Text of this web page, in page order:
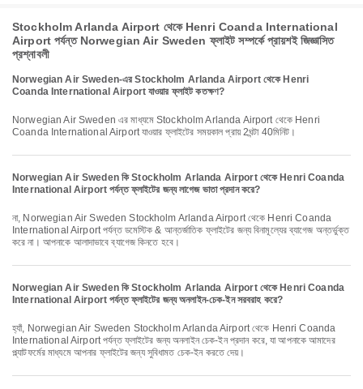
Stockholm Arlanda Airport থেকে Henri Coanda International
Airport পর্যন্ত Norwegian Air Sweden ফ্লাইট সম্পর্কে প্রায়শই জিজ্ঞাসিত
প্রশ্নাবলী
Norwegian Air Sweden-এর Stockholm Arlanda Airport থেকে Henri
Coanda International Airport যাওয়ার ফ্লাইট কতক্ষণ?
Norwegian Air Sweden এর মাধ্যমে Stockholm Arlanda Airport থেকে Henri
Coanda International Airport যাওয়ার ফ্লাইটের সময়কাল প্রায় 2ঘন্টা 40মিনিট।
Norwegian Air Sweden কি Stockholm Arlanda Airport থেকে Henri Coanda
International Airport পর্যন্ত ফ্লাইটের জন্য লাগেজ ভাতা প্রদান করে?
না, Norwegian Air Sweden Stockholm Arlanda Airport থেকে Henri Coanda
International Airport পর্যন্ত ডমেস্টিক & আন্তর্জাতিক ফ্লাইটের জন্য বিনামূল্যের ব্যাগেজ অন্তর্ভুক্ত
করে না। আপনাকে আলাদাভাবে ব্যাগেজ কিনতে হবে।
Norwegian Air Sweden কি Stockholm Arlanda Airport থেকে Henri Coanda
International Airport পর্যন্ত ফ্লাইটের জন্য অনলাইন-চেক-ইন সরবরাহ করে?
হ্যাঁ, Norwegian Air Sweden Stockholm Arlanda Airport থেকে Henri Coanda
International Airport পর্যন্ত ফ্লাইটের জন্য অনলাইন চেক-ইন প্রদান করে, যা আপনাকে আমাদের
প্ল্যাটফর্মের মাধ্যমে আপনার ফ্লাইটের জন্য সুবিধামত চেক-ইন করতে দেয়।